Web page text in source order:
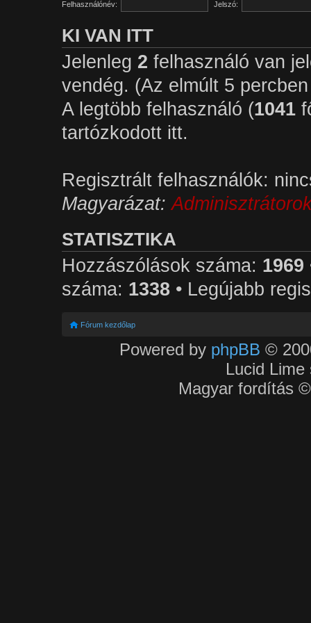
Felhasználónév: Jelszó:
KI VAN ITT
Jelenleg 2 felhasználó van
vendég. (Az elmúlt 5
A legtöbb felhasználó (1041
tartózkodott itt.
Regisztrált felhasználók:
Magyarázat:
STATISZTIKA
Hozzászólások száma: 1969
száma: 1338• Legújabb
Fórum kezdőlap
Powered by phpBB ©
Lucid
Magyar fordítás